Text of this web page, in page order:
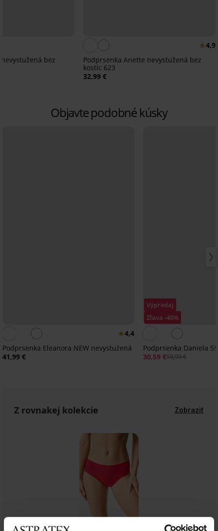
bez
4,9
Podprsenka Anette nevystužená bez
kostíc 623
32,99 €
Objavte podobné kúsky
4,4
Podprsenka Eleanora NEW nevystužená
41,99 €
Výpredaj
Zľava -40%
Podprsenka Daniela
30,59 €50,99 €
Z rovnakej kolekcie Zobraziť